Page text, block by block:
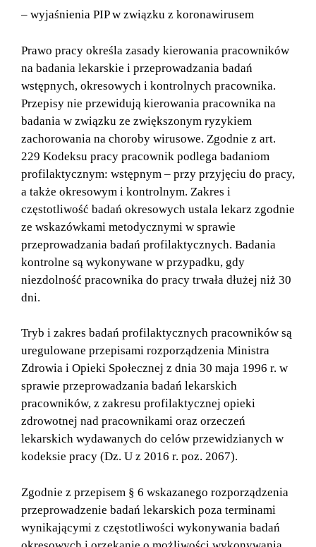
– wyjaśnienia PIP w związku z koronawirusem
Prawo pracy określa zasady kierowania pracowników
na badania lekarskie i przeprowadzania badań
wstępnych, okresowych i kontrolnych pracownika.
Przepisy nie przewidują kierowania pracownika na
badania w związku ze zwiększonym ryzykiem
zachorowania na choroby wirusowe. Zgodnie z art.
229 Kodeksu pracy pracownik podlega badaniom
profilaktycznym: wstępnym – przy przyjęciu do pracy,
a także okresowym i kontrolnym. Zakres i
częstotliwość badań okresowych ustala lekarz zgodnie
ze wskazówkami metodycznymi w sprawie
przeprowadzania badań profilaktycznych. Badania
kontrolne są wykonywane w przypadku, gdy
niezdolność pracownika do pracy trwała dłużej niż 30
dni.
Tryb i zakres badań profilaktycznych pracowników są
uregulowane przepisami rozporządzenia Ministra
Zdrowia i Opieki Społecznej z dnia 30 maja 1996 r. w
sprawie przeprowadzania badań lekarskich
pracowników, z zakresu profilaktycznej opieki
zdrowotnej nad pracownikami oraz orzeczeń
lekarskich wydawanych do celów przewidzianych w
kodeksie pracy (Dz. U z 2016 r. poz. 2067).
Zgodnie z przepisem § 6 wskazanego rozporządzenia
przeprowadzenie badań lekarskich poza terminami
wynikającymi z częstotliwości wykonywania badań